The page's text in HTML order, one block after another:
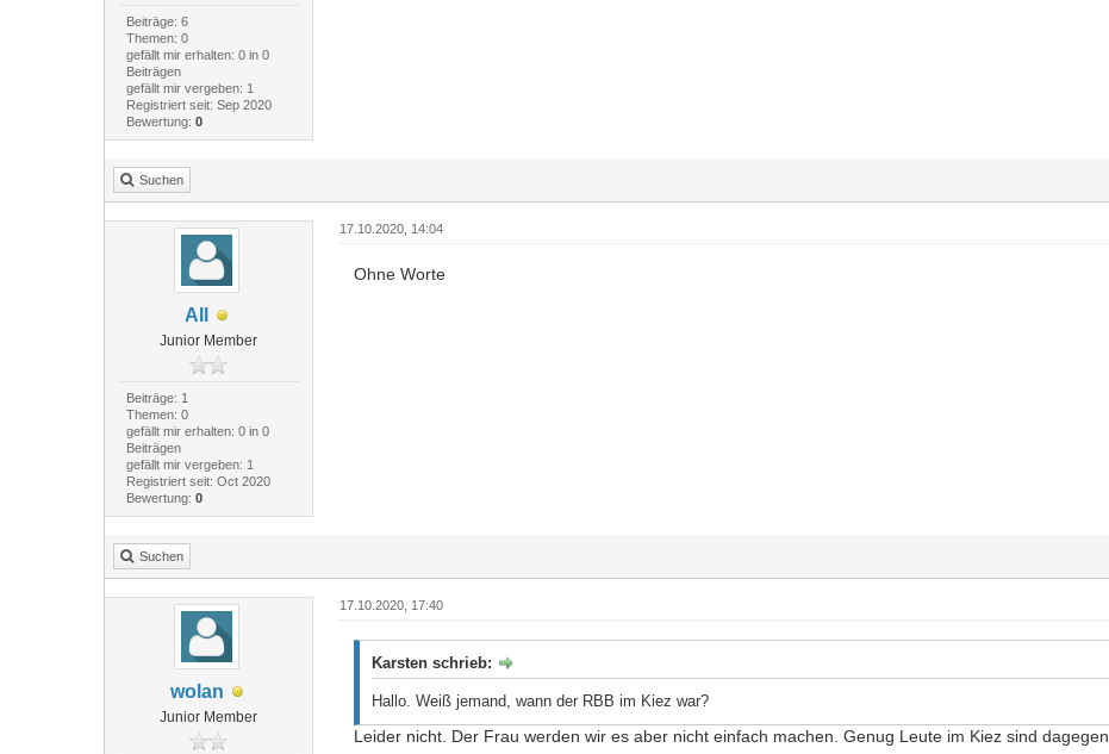
Beiträge: 6
Themen: 0
gefällt mir erhalten: 0 in 0
Beiträgen
gefällt mir vergeben: 1
Registriert seit: Sep 2020
Bewertung: 0
Suchen
All
Junior Member
Beiträge: 1
Themen: 0
gefällt mir erhalten: 0 in 0
Beiträgen
gefällt mir vergeben: 1
Registriert seit: Oct 2020
Bewertung: 0
17.10.2020, 14:04
Ohne Worte
Suchen
wolan
Junior Member
17.10.2020, 17:40
Karsten schrieb:
Hallo. Weiß jemand, wann der RBB im Kiez war?
Leider nicht. Der Frau werden wir es aber nicht einfach machen. Genug Leute im Kiez sind dagegen